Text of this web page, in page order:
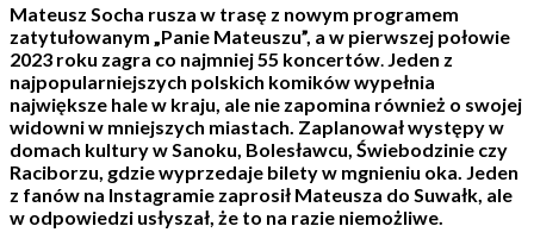
Mateusz Socha rusza w trasę z nowym programem
zatytułowanym „Panie Mateuszu”, a w pierwszej połowie
2023 roku zagra co najmniej 55 koncertów. Jeden z
najpopularniejszych polskich komików wypełnia
największe hale w kraju, ale nie zapomina również o swojej
widowni w mniejszych miastach. Zaplanował występy w
domach kultury w Sanoku, Bolesławcu, Świebodzinie czy
Raciborzu, gdzie wyprzedaje bilety w mgnieniu oka. Jeden
z fanów na Instagramie zaprosił Mateusza do Suwałk, ale
w odpowiedzi usłyszał, że to na razie niemożliwe.